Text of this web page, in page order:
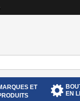
ET
EN